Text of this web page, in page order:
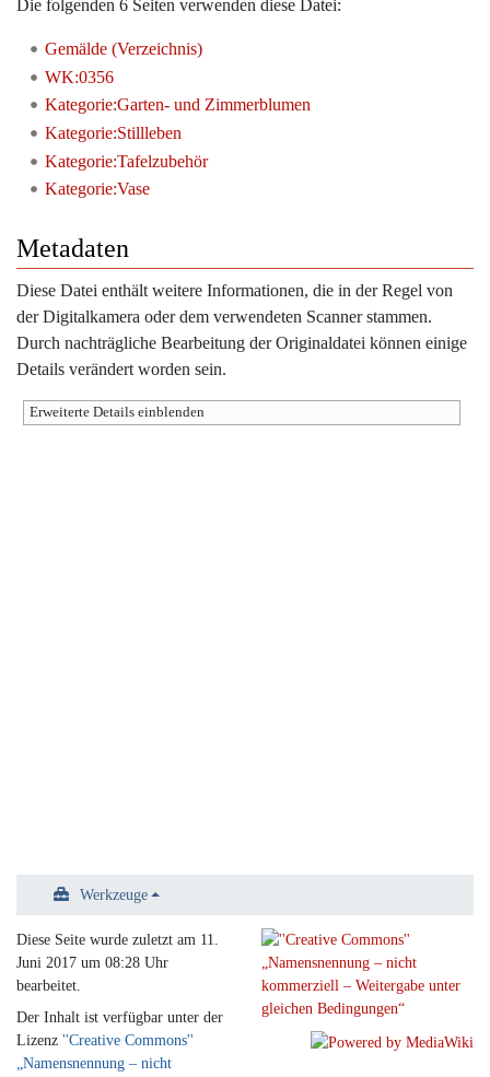
Die folgenden 6 Seiten verwenden diese Datei:
Gemälde (Verzeichnis)
WK:0356
Kategorie:Garten- und Zimmerblumen
Kategorie:Stillleben
Kategorie:Tafelzubehör
Kategorie:Vase
Metadaten
Diese Datei enthält weitere Informationen, die in der Regel von
der Digitalkamera oder dem verwendeten Scanner stammen.
Durch nachträgliche Bearbeitung der Originaldatei können einige
Details verändert worden sein.
Erweiterte Details einblenden
Werkzeuge
Diese Seite wurde zuletzt am 11.
Juni 2017 um 08:28 Uhr
bearbeitet.
Der Inhalt ist verfügbar unter der
Lizenz ''Creative Commons''
„Namensnennung – nicht